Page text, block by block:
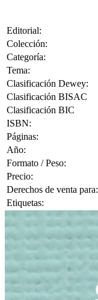
Editorial:
Colección:
Categoría:
Tema:
Clasificación Dewey:
Clasificación BISAC
Clasificación BIC
ISBN:
Páginas:
Año:
Formato / Peso:
Precio:
Derechos de venta para:
Etiquetas: